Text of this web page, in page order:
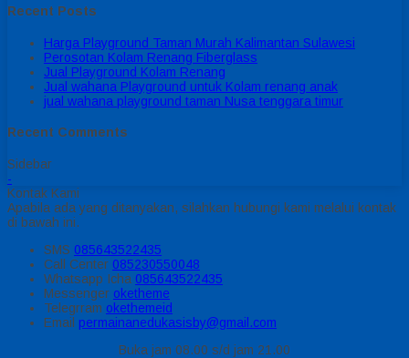
Recent Posts
Harga Playground Taman Murah Kalimantan Sulawesi
Perosotan Kolam Renang Fiberglass
Jual Playground Kolam Renang
Jual wahana Playground untuk Kolam renang anak
jual wahana playground taman Nusa tenggara timur
Recent Comments
Sidebar
-
Kontak Kami
Apabila ada yang ditanyakan, silahkan hubungi kami melalui kontak
di bawah ini.
SMS 085643522435
Call Center 085230550048
Whatsapp Icha 085643522435
Messenger oketheme
Telegrram okethemeid
Email permainanedukasisby@gmail.com
Buka jam 08.00 s/d jam 21.00